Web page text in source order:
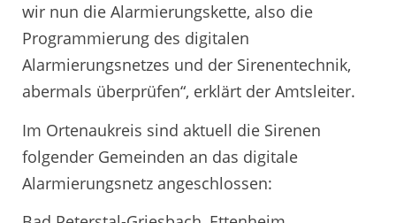
wir nun die Alarmierungskette, also die
Programmierung des digitalen
Alarmierungsnetzes und der Sirenentechnik,
abermals überprüfen“, erklärt der Amtsleiter.
Im Ortenaukreis sind aktuell die Sirenen
folgender Gemeinden an das digitale
Alarmierungsnetz angeschlossen: